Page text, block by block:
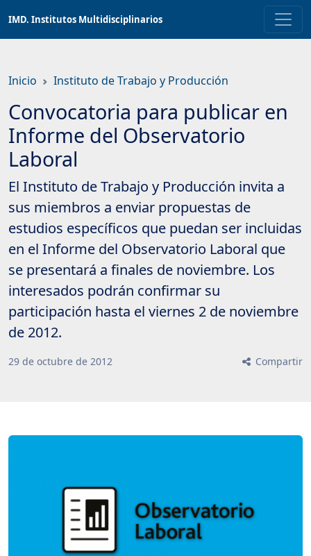
contenido
IMD. Institutos Multidisciplinarios
Inicio Instituto de Trabajo y Producción
Convocatoria para publicar en
Informe del Observatorio
Laboral
El Instituto de Trabajo y Producción invita a
sus miembros a enviar propuestas de
estudios específicos que puedan ser incluidas
en el Informe del Observatorio Laboral que
se presentará a finales de noviembre. Los
interesados podrán confirmar su
participación hasta el viernes 2 de noviembre
de 2012.
29 de octubre de 2012 Compartir